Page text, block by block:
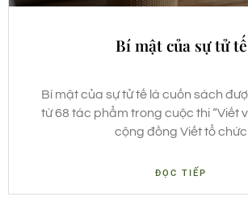
Bí mật của sự tử tế
Bí mật của sự tử tế là cuốn sách
từ 68 tác phẩm trong cuộc thi “Viết
cộng đồng Viết tổ chức
ĐỌC TIẾP